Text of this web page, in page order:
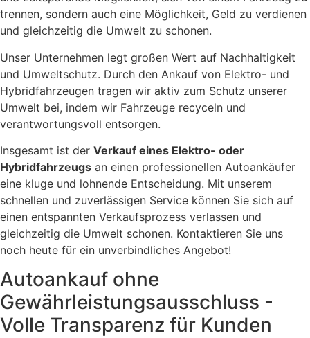
trennen, sondern auch eine Möglichkeit, Geld zu verdienen
und gleichzeitig die Umwelt zu schonen.
Unser Unternehmen legt großen Wert auf Nachhaltigkeit
und Umweltschutz. Durch den Ankauf von Elektro- und
Hybridfahrzeugen tragen wir aktiv zum Schutz unserer
Umwelt bei, indem wir Fahrzeuge recyceln und
verantwortungsvoll entsorgen.
Insgesamt ist der Verkauf eines Elektro- oder
Hybridfahrzeugs an einen professionellen Autoankäufer
eine kluge und lohnende Entscheidung. Mit unserem
schnellen und zuverlässigen Service können Sie sich auf
einen entspannten Verkaufsprozess verlassen und
gleichzeitig die Umwelt schonen. Kontaktieren Sie uns
noch heute für ein unverbindliches Angebot!
Autoankauf ohne
Gewährleistungsausschluss -
Volle Transparenz für Kunden